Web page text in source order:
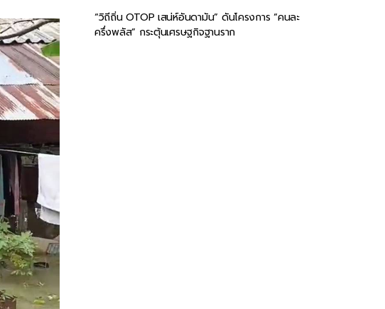
“วิถีถิ่น OTOP เสน่ห์อันดามัน” ดันโครงการ “คนละ
ครึ่งพลัส” กระตุ้นเศรษฐกิจฐานราก